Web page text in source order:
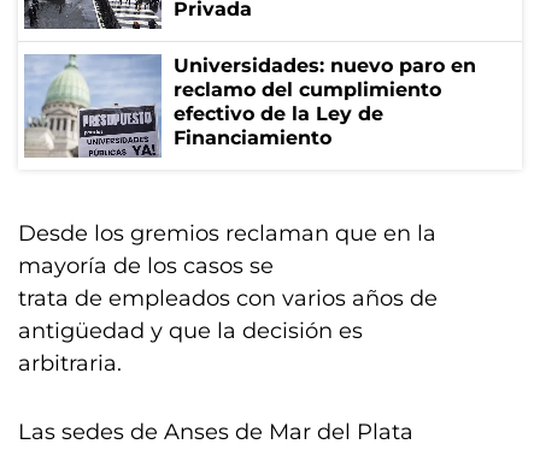
Privada
Universidades: nuevo paro en
reclamo del cumplimiento
efectivo de la Ley de
Financiamiento
Desde los gremios reclaman que en la
mayoría de los casos se
trata de empleados con varios años de
antigüedad y que la decisión es
arbitraria.
Las sedes de Anses de Mar del Plata